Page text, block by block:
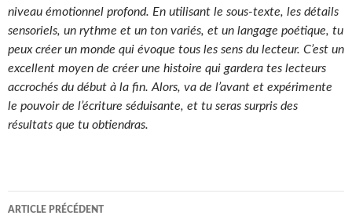
niveau émotionnel profond. En utilisant le sous-texte, les détails
sensoriels, un rythme et un ton variés, et un langage poétique, tu
peux créer un monde qui évoque tous les sens du lecteur. C’est un
excellent moyen de créer une histoire qui gardera tes lecteurs
accrochés du début à la fin. Alors, va de l’avant et expérimente
le pouvoir de l’écriture séduisante, et tu seras surpris des
résultats que tu obtiendras.
Navigation
ARTICLE PRÉCÉDENT